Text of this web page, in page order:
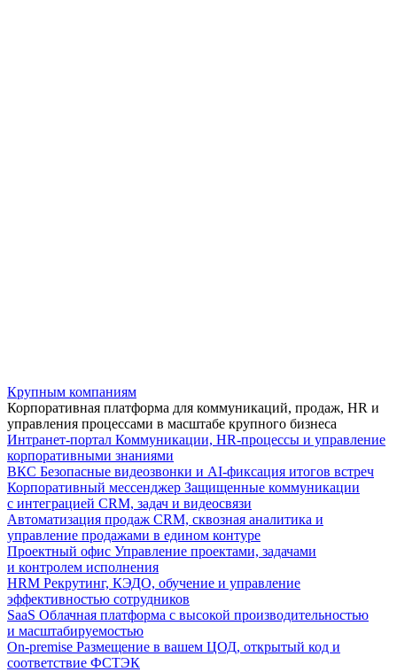
Крупным компаниям
Корпоративная платформа для коммуникаций, продаж, HR и
управления процессами в масштабе крупного бизнеса
Интранет-портал Коммуникации, HR-процессы и управление
корпоративными знаниями
ВКС Безопасные видеозвонки и AI-фиксация итогов встреч
Корпоративный мессенджер Защищенные коммуникации
с интеграцией CRM, задач и видеосвязи
Автоматизация продаж CRM, сквозная аналитика и
управление продажами в едином контуре
Проектный офис Управление проектами, задачами
и контролем исполнения
HRM Рекрутинг, КЭДО, обучение и управление
эффективностью сотрудников
SaaS Облачная платформа с высокой производительностью
и масштабируемостью
On-premise Размещение в вашем ЦОД, открытый код и
соответствие ФСТЭК